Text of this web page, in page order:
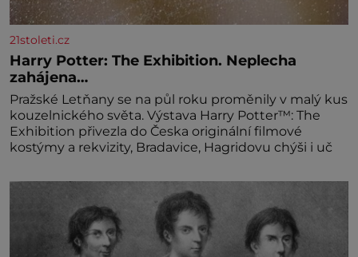
21stoleti.cz
Harry Potter: The Exhibition. Neplecha
zahájena…
Pražské Letňany se na půl roku proměnily v malý kus
kouzelnického světa. Výstava Harry Potter™: The
Exhibition přivezla do Česka originální filmové
kostýmy a rekvizity, Bradavice, Hagridovu chýši i uč